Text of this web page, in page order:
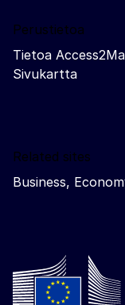
Perustietoa
Tietoa
Sivukartta
Related sites
Business,